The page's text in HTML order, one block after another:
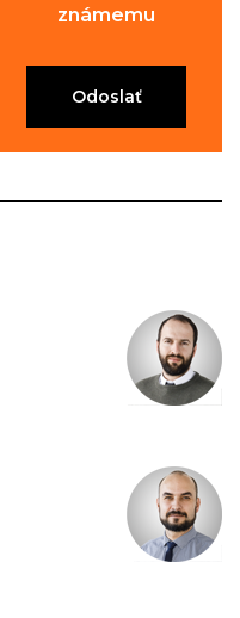
známemu
Odoslať